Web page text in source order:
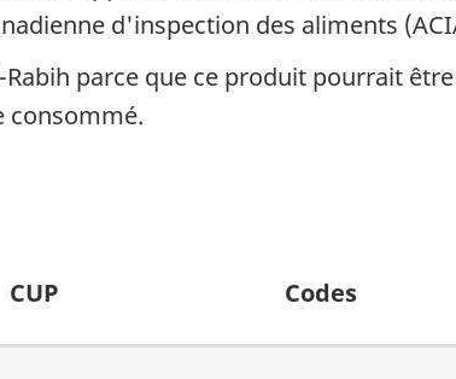
d'inspection des aliments
parce que ce produit pourrait
consommé.
CUP Codes